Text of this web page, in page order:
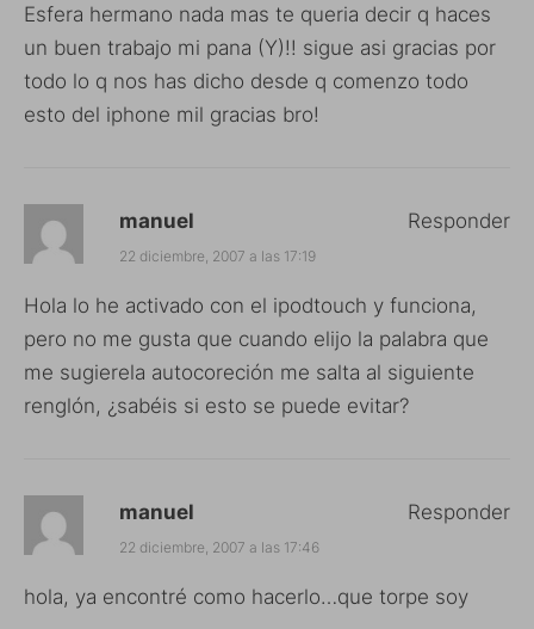
Esfera hermano nada mas te queria decir q haces
un buen trabajo mi pana (Y)!! sigue asi gracias por
todo lo q nos has dicho desde q comenzo todo
esto del iphone mil gracias bro!
manuel
22 diciembre, 2007 a las 17:19
Hola lo he activado con el ipodtouch y funciona,
pero no me gusta que cuando elijo la palabra que
me sugierela autocoreción me salta al siguiente
renglón, ¿sabéis si esto se puede evitar?
Responder
manuel
22 diciembre, 2007 a las 17:46
hola, ya encontré como hacerlo…que torpe soy
Responder